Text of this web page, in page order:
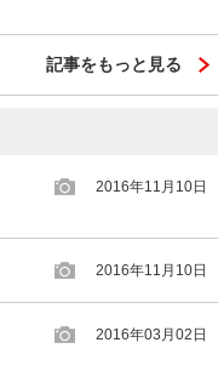
記事をもっと見る
2016年11月10日
2016年11月10日
2016年03月02日